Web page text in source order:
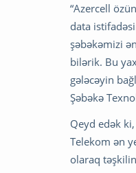
“Azercell
data
şəbəkəmizi
bilərik. Bu
gələcəyin
Şəbəkə
Qeyd edək
Telekom ən
olaraq